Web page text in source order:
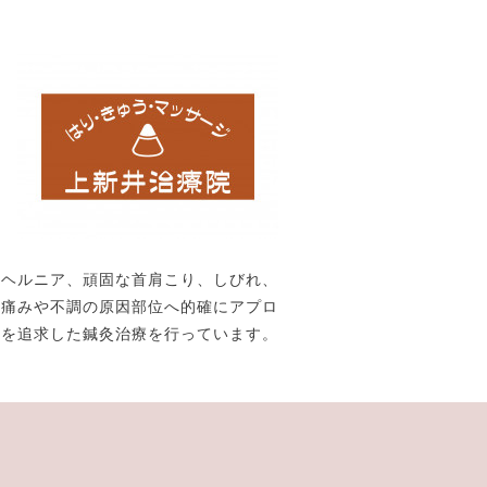
ルニア、頑固な首肩こり、しびれ、
みや不調の原因部位へ的確にアプロ
追求した鍼灸治療を行っています。